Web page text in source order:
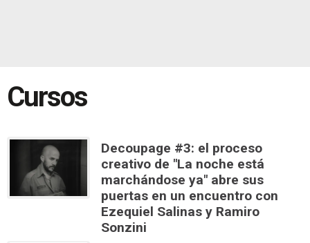
Cursos
Decoupage #3: el proceso
creativo de "La noche está
marchándose ya" abre sus
puertas en un encuentro con
Ezequiel Salinas y Ramiro
Sonzini